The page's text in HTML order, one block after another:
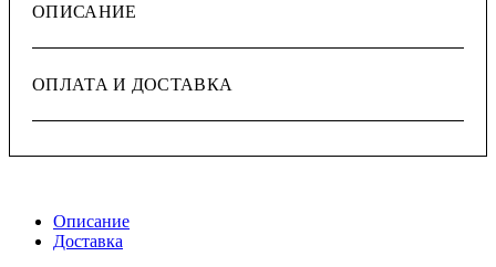
ОПИСАНИЕ
ОПЛАТА И ДОСТАВКА
Описание
Доставка